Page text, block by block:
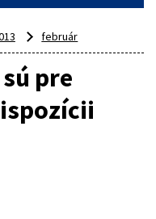
február
pre